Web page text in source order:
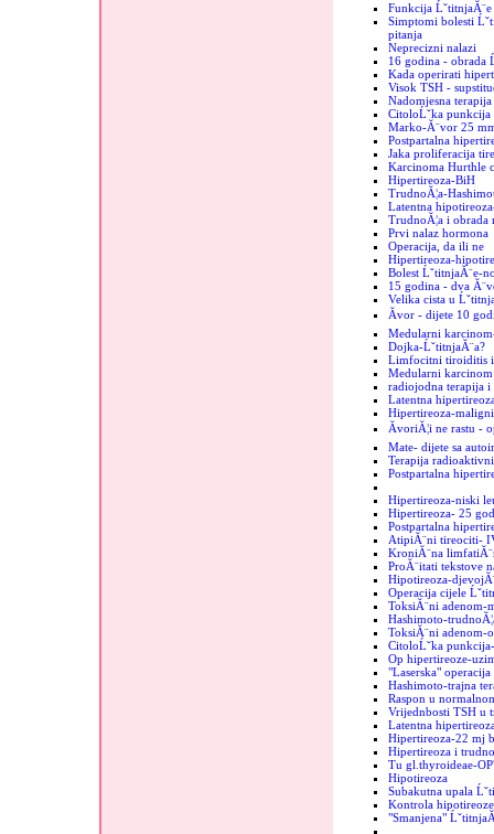
Funkcija ĹˇtitnjaĂ¨e
Simptomi bolesti
pitanja
Neprecizni nalazi
16 godina - obrada
Kada operirati
Visok TSH -
Nadomjesna
CitoloĹˇka punkcija
Marko-Ă¨vor 25
Postpartalna
Jaka proliferacija
Karcinoma Hurthle
Hipertireoza-BiH
TrudnoĂ¦a-
Latentna
TrudnoĂ¦a i obrada
Prvi nalaz hormona
Operacija, da ili ne
Hipertireoza-
Bolest ĹˇtitnjaĂ¨e-
15 godina - dva
Velika cista u
Ăvor - dijete 10
Medularni
Dojka-ĹˇtitnjaĂ¨a?
Limfocitni tiroiditis i
Medularni
radiojodna terapija i
Latentna
Hipertireoza-
ĂvoriĂ¦i ne rastu -
Mate- dijete sa
Terapija
Postpartalna
Hipertireoza-niski
Hipertireoza- 25 god
Postpartalna
AtipiĂ¨ni tireociti-
KroniĂ¨na
ProĂ¨itati tekstove
Hipotireoza-
Operacija cijele
ToksiĂ¨ni adenom-
Hashimoto-
ToksiĂ¨ni adenom-
CitoloĹˇka
Op hipertireoze-
"Laserska" operacija
Hashimoto-trajna
Raspon u
Vrijednbosti TSH u
Latentna
Hipertireoza-22 mj
Hipertireoza i
Tu gl.thyroideae-
Hipotireoza
Subakutna upala
Kontrola hipotireoze
"Smanjena"